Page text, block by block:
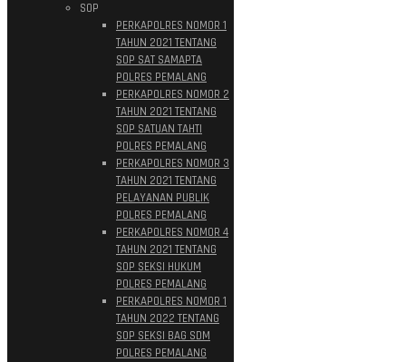
SOP
PERKAPOLRES NOMOR 1
TAHUN 2021 TENTANG
SOP SAT SAMAPTA
POLRES PEMALANG
PERKAPOLRES NOMOR 2
TAHUN 2021 TENTANG
SOP SATUAN TAHTI
POLRES PEMALANG
PERKAPOLRES NOMOR 3
TAHUN 2021 TENTANG
PELAYANAN PUBLIK
POLRES PEMALANG
PERKAPOLRES NOMOR 4
TAHUN 2021 TENTANG
SOP SEKSI HUKUM
POLRES PEMALANG
PERKAPOLRES NOMOR 1
TAHUN 2022 TENTANG
SOP SEKSI BAG SDM
POLRES PEMALANG